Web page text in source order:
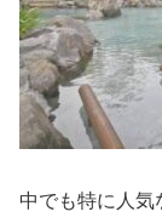
中でも特に人気